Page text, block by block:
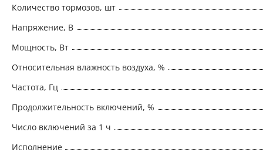
Количество тормозов, шт
Напряжение, В
Мощность, Вт
Относительная влажность воздуха, %
Частота, Гц
Продолжительность включений, %
Число включений за 1 ч
Исполнение